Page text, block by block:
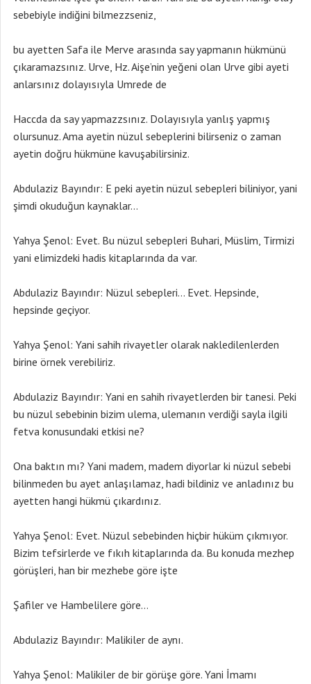
sebebiyle indiğini bilmezzseniz,
bu ayetten Safa ile Merve arasında say yapmanın hükmünü
çıkaramazsınız. Urve, Hz. Aişe’nin yeğeni olan Urve gibi ayeti
anlarsınız dolayısıyla Umrede de
Haccda da say yapmazzsınız. Dolayısıyla yanlış yapmış
olursunuz. Ama ayetin nüzul sebeplerini bilirseniz o zaman
ayetin doğru hükmüne kavuşabilirsiniz.
Abdulaziz Bayındır: E peki ayetin nüzul sebepleri biliniyor, yani
şimdi okuduğun kaynaklar…
Yahya Şenol: Evet. Bu nüzul sebepleri Buhari, Müslim, Tirmizi
yani elimizdeki hadis kitaplarında da var.
Abdulaziz Bayındır: Nüzul sebepleri… Evet. Hepsinde,
hepsinde geçiyor.
Yahya Şenol: Yani sahih rivayetler olarak nakledilenlerden
birine örnek verebiliriz.
Abdulaziz Bayındır: Yani en sahih rivayetlerden bir tanesi. Peki
bu nüzul sebebinin bizim ulema, ulemanın verdiği sayla ilgili
fetva konusundaki etkisi ne?
Ona baktın mı? Yani madem, madem diyorlar ki nüzul sebebi
bilinmeden bu ayet anlaşılamaz, hadi bildiniz ve anladınız bu
ayetten hangi hükmü çıkardınız.
Yahya Şenol: Evet. Nüzul sebebinden hiçbir hüküm çıkmıyor.
Bizim tefsirlerde ve fıkıh kitaplarında da. Bu konuda mezhep
görüşleri, han bir mezhebe göre işte
Şafiler ve Hambelilere göre…
Abdulaziz Bayındır: Malikiler de aynı.
Yahya Şenol: Malikiler de bir görüşe göre. Yani İmamı